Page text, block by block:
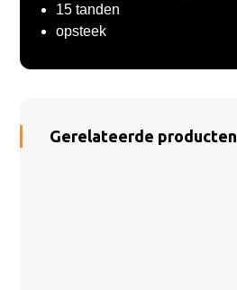
15 tanden
opsteek
Gerelateerde producten